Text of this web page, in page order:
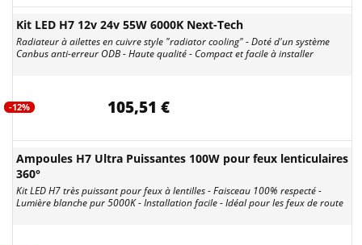
Kit LED H7 12v 24v 55W 6000K Next-Tech
Radiateur à ailettes en cuivre style "radiator cooling" - Doté d'un système
Canbus anti-erreur ODB - Haute qualité - Compact et facile à installer
-12% 105,51 €
Ampoules H7 Ultra Puissantes 100W pour feux lenticulaires
360°
Kit LED H7 très puissant pour feux à lentilles - Faisceau 100% respecté -
Lumière blanche pur 5000K - Installation facile - Idéal pour les feux de route